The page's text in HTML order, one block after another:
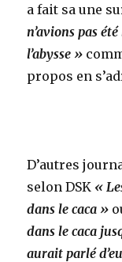
a fait sa une
n’avions pas
l’abysse »
propos en
D’autres
selon DSK «
dans le caca »
dans le caca
aurait parlé